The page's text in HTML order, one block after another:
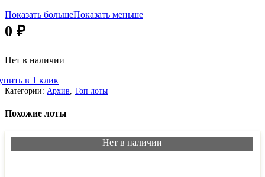
Показать большеПоказать меньше
0 ₽
Нет в наличии
в 1 клик
Категории: Архив Топ лоты
Похожие лоты
Нет в наличии